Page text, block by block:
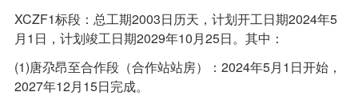
XCZF1标段：总工期2003日历天，计划开工日期2024年5
月1日，计划竣工日期2029年10月25日。其中：
(1)唐尕昂至合作段（合作站站房）：2024年5月1日开始，
2027年12月15日完成。